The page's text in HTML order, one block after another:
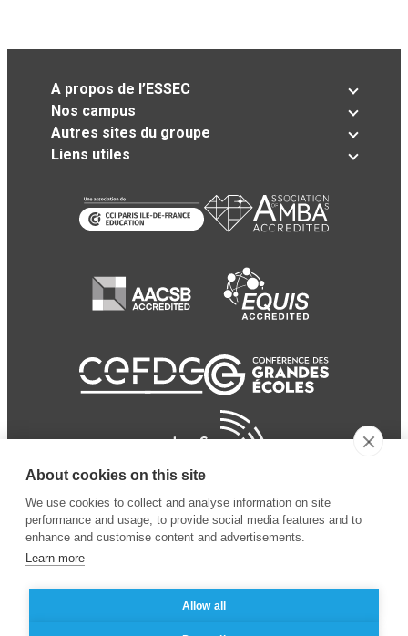
A propos de l’ESSEC
Nos campus
Autres sites du groupe
Liens utiles
Mentions légales
About cookies on this site
We use cookies to collect and analyse information on site
performance and usage, to provide social media features and to
enhance and customise content and advertisements.
Learn more
Allow all